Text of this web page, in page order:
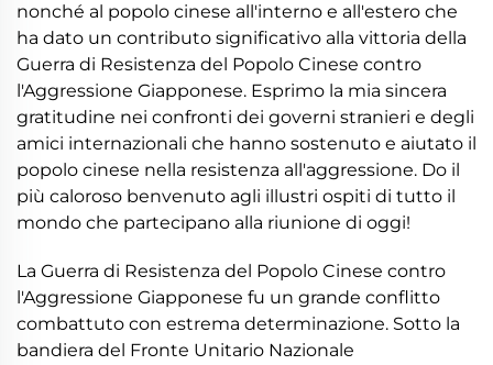
nonché al popolo cinese all'interno e all'estero che
ha dato un contributo significativo alla vittoria della
Guerra di Resistenza del Popolo Cinese contro
l'Aggressione Giapponese. Esprimo la mia sincera
gratitudine nei confronti dei governi stranieri e degli
amici internazionali che hanno sostenuto e aiutato il
popolo cinese nella resistenza all'aggressione. Do il
più caloroso benvenuto agli illustri ospiti di tutto il
mondo che partecipano alla riunione di oggi!
La Guerra di Resistenza del Popolo Cinese contro
l'Aggressione Giapponese fu un grande conflitto
combattuto con estrema determinazione. Sotto la
bandiera del Fronte Unitario Nazionale